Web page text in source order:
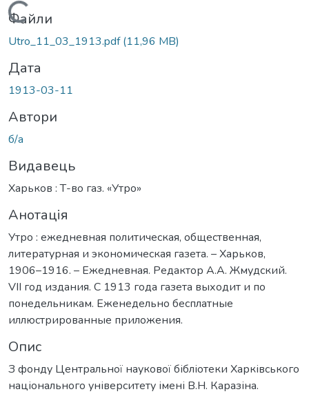
Вантажиться...
Файли
Utro_11_03_1913.pdf(11,96 MB)
Дата
1913-03-11
Автори
б/а
Видавець
Харьков : Т-во газ. «Утро»
Анотація
Утро : ежедневная политическая, общественная,
литературная и экономическая газета. – Харьков,
1906–1916. – Ежедневная. Редактор А.А. Жмудский.
VII год издания. С 1913 года газета выходит и по
понедельникам. Еженедельно бесплатные
иллюстрированные приложения.
Опис
З фонду Центральної наукової бібліотеки Харківського
національного університету імені В.Н. Каразіна.